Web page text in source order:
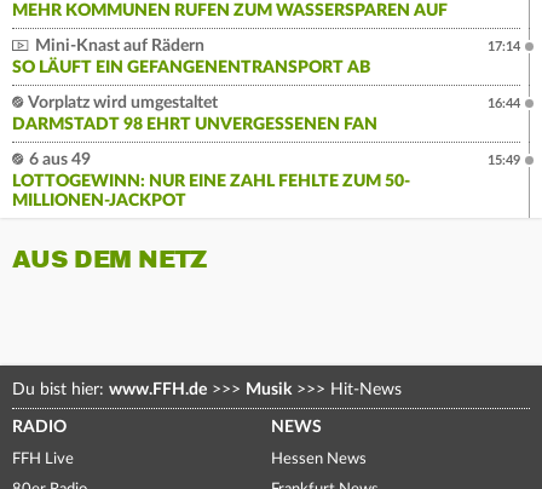
MEHR KOMMUNEN RUFEN ZUM WASSERSPAREN AUF
Mini-Knast auf Rädern
SO LÄUFT EIN GEFANGENENTRANSPORT AB
17:14
Vorplatz wird umgestaltet
DARMSTADT 98 EHRT UNVERGESSENEN FAN
16:44
6 aus 49
LOTTOGEWINN: NUR EINE ZAHL FEHLTE ZUM 50-
MILLIONEN-JACKPOT
15:49
AUS DEM NETZ
Du bist hier: www.FFH.de >>> Musik >>> Hit-News
RADIO
FFH Live
NEWS
Hessen News